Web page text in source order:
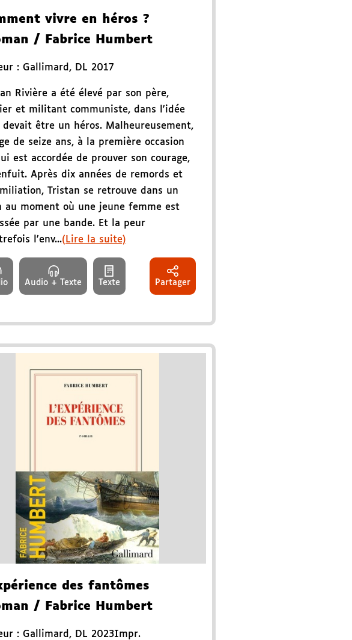
vivre en héros ?
/ Fabrice Humbert
: Gallimard , DL 2017
Rivière a été élevé par son père,
et militant communiste, dans l'idée
être un héros. Malheureusement,
de seize ans, à la première occasion
est accordée de prouver son courage,
Après dix années de remords et
Tristan se retrouve dans un
au moment où une jeune femme est
par une bande. Et la peur
l'env...(Lire la suite)
Audio + Texte Texte Partager
des fantômes
/ Fabrice Humbert
: Gallimard , DL 2023Impr.